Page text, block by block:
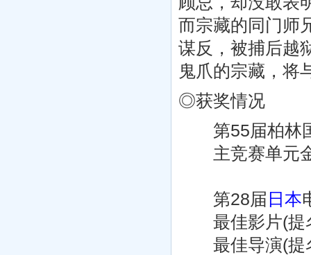
而宗藏的同门师
谋反，被捕后越
鬼爪的宗藏，将
◎获奖情况
第55届柏林
主竞赛单元金
第28届 日本
最佳影片(提
最佳导演(提